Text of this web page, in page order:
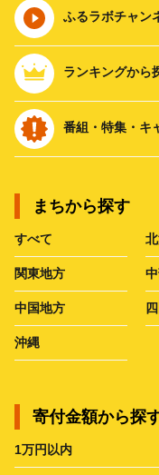
ふるラボチャン
ランキングから
番組・特集・キ
まちから探す
すべて
関東地方
中国地方
沖縄
寄付金額から探
1万円以内